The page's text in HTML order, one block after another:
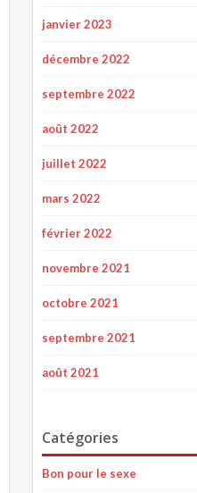
janvier 2023
décembre 2022
septembre 2022
août 2022
juillet 2022
mars 2022
février 2022
novembre 2021
octobre 2021
septembre 2021
août 2021
Catégories
Bon pour le sexe